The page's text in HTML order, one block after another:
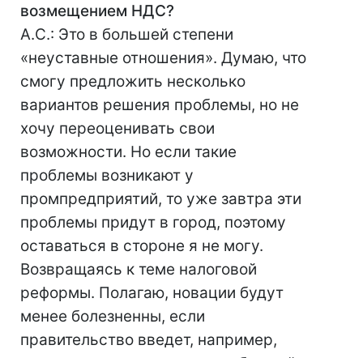
возмещением НДС?
А.С.: Это в большей степени
«неуставные отношения». Думаю, что
смогу предложить несколько
вариантов решения проблемы, но не
хочу переоценивать свои
возможности. Но если такие
проблемы возникают у
промпредприятий, то уже завтра эти
проблемы придут в город, поэтому
оставаться в стороне я не могу.
Возвращаясь к теме налоговой
реформы. Полагаю, новации будут
менее болезненны, если
правительство введет, например,